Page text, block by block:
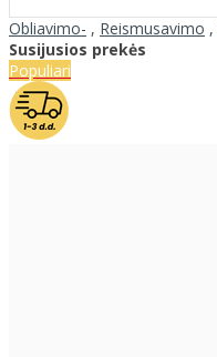
Obliavimo- , Reismusavimo ,
Susijusios prekės
Populiari